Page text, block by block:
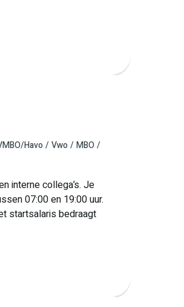
Havo Vwo
MBO
interne collega’s. Je
07:00 en 19:00 uur.
startsalaris bedraagt